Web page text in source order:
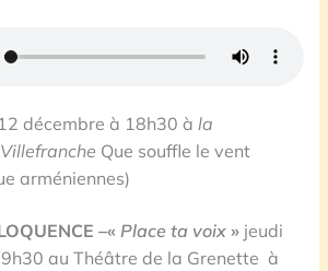
décembre à 18h30 à la
Que souffle le vent
arméniennes)
–«Place ta voix » jeudi
au Théâtre de la Grenette à